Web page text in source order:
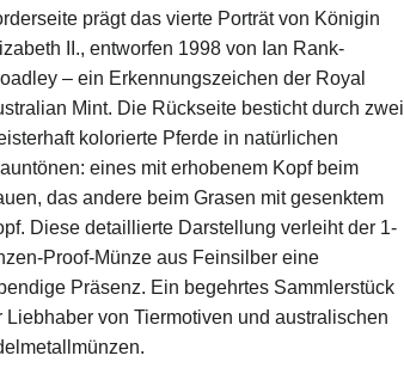
prägt das vierte Porträt von Königin
II., entworfen 1998 von Ian Rank-
– ein Erkennungszeichen der Royal
Mint. Die Rückseite besticht durch zwei
kolorierte Pferde in natürlichen
eines mit erhobenem Kopf beim
das andere beim Grasen mit gesenktem
Diese detaillierte Darstellung verleiht der 1-
Proof-Münze aus Feinsilber eine
Präsenz. Ein begehrtes Sammlerstück
Liebhaber von Tiermotiven und australischen